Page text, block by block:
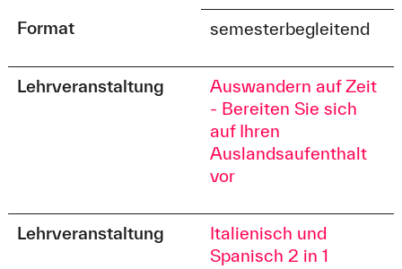
Format
semesterbegleitend
Lehrveranstaltung
Auswandern auf Zeit
- Bereiten Sie sich
auf Ihren
Auslandsaufenthalt
vor
Lehrveranstaltung
Italienisch und
Spanisch 2 in 1